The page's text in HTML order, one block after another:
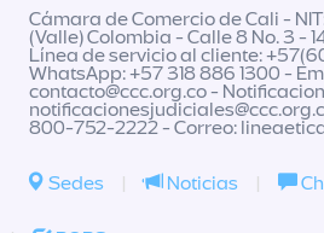
Cámara de Comercio de Cali -
(Valle) Colombia - Calle 8 No. 3 -
Línea de servicio al cliente:
WhatsApp: +57 318 886 1300 -
contacto@ccc.org.co-
800-752-2222 - Correo:
Sedes | Noticias |